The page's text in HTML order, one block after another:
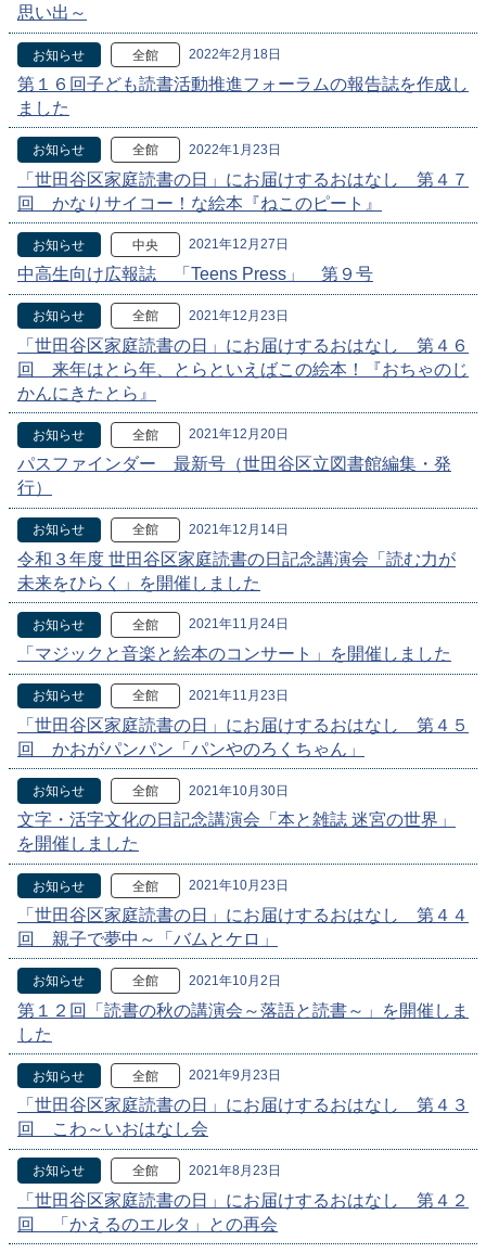
思い出～
お知らせ 全館 2022年2月18日
第１６回子ども読書活動推進フォーラムの報告誌を作成し
ました
お知らせ 全館 2022年1月23日
「世田谷区家庭読書の日」にお届けするおはなし 第４７
回 かなりサイコー！な絵本『ねこのピート』
お知らせ 中央 2021年12月27日
中高生向け広報誌 「Teens Press」 第９号
お知らせ 全館 2021年12月23日
「世田谷区家庭読書の日」にお届けするおはなし 第４６
回 来年はとら年、とらといえばこの絵本！『おちゃのじ
かんにきたとら』
お知らせ 全館 2021年12月20日
パスファインダー 最新号（世田谷区立図書館編集・発
行）
お知らせ 全館 2021年12月14日
令和３年度 世田谷区家庭読書の日記念講演会「読む力が
未来をひらく」を開催しました
お知らせ 全館 2021年11月24日
「マジックと音楽と絵本のコンサート」を開催しました
お知らせ 全館 2021年11月23日
「世田谷区家庭読書の日」にお届けするおはなし 第４５
回 かおがパンパン「パンやのろくちゃん」
お知らせ 全館 2021年10月30日
文字・活字文化の日記念講演会「本と雑誌 迷宮の世界」
を開催しました
お知らせ 全館 2021年10月23日
「世田谷区家庭読書の日」にお届けするおはなし 第４４
回 親子で夢中～「バムとケロ」
お知らせ 全館 2021年10月2日
第１２回「読書の秋の講演会～落語と読書～」を開催しま
した
お知らせ 全館 2021年9月23日
「世田谷区家庭読書の日」にお届けするおはなし 第４３
回 こわ～いおはなし会
お知らせ 全館 2021年8月23日
「世田谷区家庭読書の日」にお届けするおはなし 第４２
回 「かえるのエルタ」との再会